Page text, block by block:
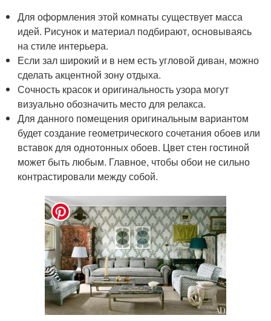
Для оформления этой комнаты существует масса
идей. Рисунок и материал подбирают, основываясь
на стиле интерьера.
Если зал широкий и в нем есть угловой диван, можно
сделать акцентной зону отдыха.
Сочность красок и оригинальность узора могут
визуально обозначить место для релакса.
Для данного помещения оригинальным вариантом
будет создание геометрического сочетания обоев или
вставок для однотонных обоев. Цвет стен гостиной
может быть любым. Главное, чтобы обои не сильно
контрастировали между собой.